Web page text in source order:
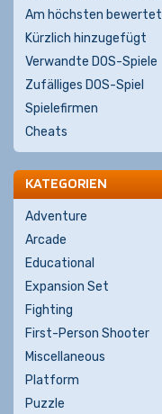
Am höchsten bewertet
Kürzlich hinzugefügt
Verwandte DOS-Spiele
Zufälliges DOS-Spiel
Spielefirmen
Cheats
KATEGORIEN
Adventure
Arcade
Educational
Expansion Set
Fighting
First-Person Shooter
Miscellaneous
Platform
Puzzle